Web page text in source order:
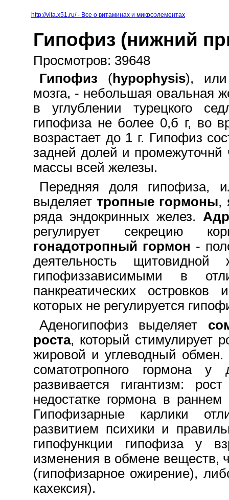
http://vita.x51.ru/ - Все о витаминах и микроэлементах
Гипофиз (нижний
Просмотров: 39648
Гипофиз (hypophysis), или
мозга, - небольшая овальная
в углублении турецкого
гипофиза не более 0,б г, во
возрастает до 1 г. Гипофиз
задней долей и промежуточнй
массы всей железы.
Передняя доля гипофиза,
выделяеттропные гормоны,
ряда эндокринных желез.
регулирует секрецию
гонадотропный гормон -
деятельность
гипофиззависимыми в
панкреатических
которых не регулируется
Аденогипофиз выделяет
роста, который стимулирует
жировой и углеводный
соматотропного гормона y
развивается гигантизм:
недостатке гормона в раннем
Гипофизарные карлики
развитием психики и
гипофункции гипофиза y
изменения в обмене веществ,
(гипофизарное ожирение),
кахексия).